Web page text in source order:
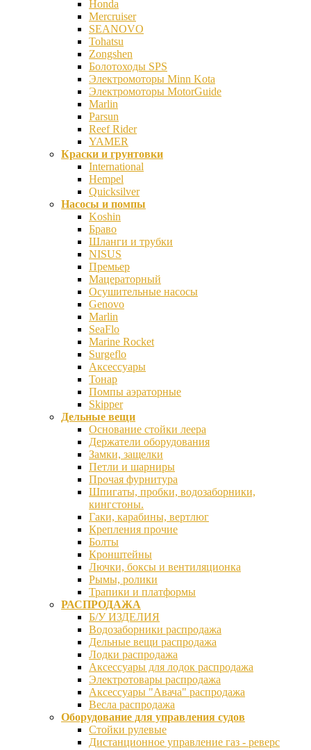
Honda
Mercruiser
SEANOVO
Tohatsu
Zongshen
Болотоходы SPS
Электромоторы Minn Kota
Электромоторы MotorGuide
Marlin
Parsun
Reef Rider
YAMER
Краски и грунтовки
International
Hempel
Quicksilver
Насосы и помпы
Koshin
Браво
Шланги и трубки
NISUS
Премьер
Мацераторный
Осушительные насосы
Genovo
Marlin
SeaFlo
Marine Rocket
Surgeflo
Аксессуары
Тонар
Помпы аэраторные
Skipper
Дельные вещи
Основание стойки леера
Держатели оборудования
Замки, защелки
Петли и шарниры
Прочая фурнитура
Шпигаты, пробки, водозаборники,
кингстоны.
Гаки, карабины, вертлюг
Крепления прочие
Болты
Кронштейны
Лючки, боксы и вентиляционка
Рымы, ролики
Трапики и платформы
РАСПРОДАЖА
Б/У ИЗДЕЛИЯ
Водозаборники распродажа
Дельные вещи распродажа
Лодки распродажа
Аксессуары для лодок распродажа
Электротовары распродажа
Аксессуары "Авача" распродажа
Весла распродажа
Оборудование для управления судов
Стойки рулевые
Дистанционное управление газ - реверс